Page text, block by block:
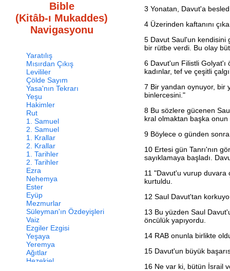
Bible
(Kitâb-ı Mukaddes)
Navigasyonu
Yaratılış
Mısırdan Çıkış
Levililer
Çölde Sayım
Yasa'nın Tekrarı
Yeşu
Hakimler
Rut
1. Samuel
2. Samuel
1. Krallar
2. Krallar
1. Tarihler
2. Tarihler
Ezra
Nehemya
Ester
Eyüp
Mezmurlar
Süleyman'ın Özdeyişleri
Vaiz
Ezgiler Ezgisi
Yeşaya
Yeremya
Ağıtlar
Hezekiel
3 Yonatan, Davut'a
4 Üzerinden kaftanını
5 Davut Saul'un kendisini
bir rütbe verdi. Bu olay
6 Davut'un Filistli
kadınlar, tef ve çeşitli
7 Bir yandan oynuyor, bir
binlercesini."
8 Bu sözlere gücenen
kral olmaktan başka
9 Böylece o günden
10 Ertesi gün Tanrı'nın
sayıklamaya başladı.
11 "Davut'u vurup duvara
kurtuldu.
12 Saul Davut'tan
13 Bu yüzden Saul
öncülük yapıyordu.
14 RAB onunla birlikte
15 Davut'un büyük
16 Ne var ki, bütün İsrail